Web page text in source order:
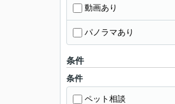
動画あり
パノラマあり
条件
条件
ペット相談